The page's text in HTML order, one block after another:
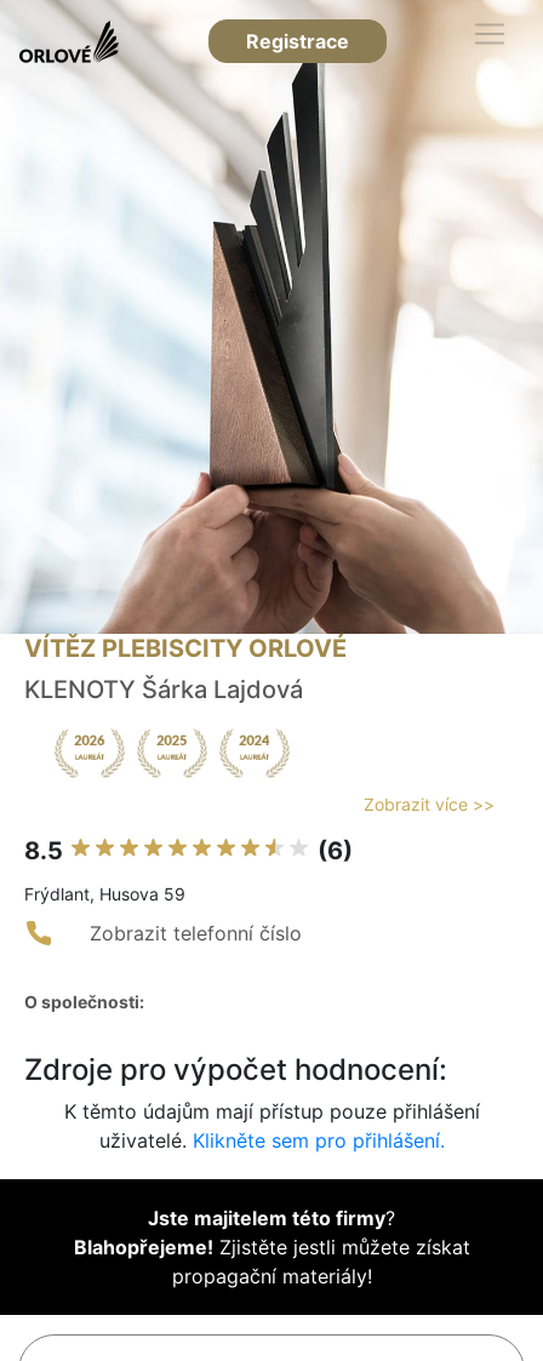
Registrace
VÍTĚZ PLEBISCITY ORLOVÉ
KLENOTY Šárka Lajdová
Zobrazit více >>
8.5 (6)
Frýdlant, Husova 59
Zobrazit telefonní číslo
O společnosti:
Zdroje pro výpočet hodnocení:
K těmto údajům mají přístup pouze přihlášení
uživatelé. Klikněte sem pro přihlášení.
Jste majitelem této firmy?
Blahopřejeme! Zjistěte jestli můžete získat
propagační materiály!